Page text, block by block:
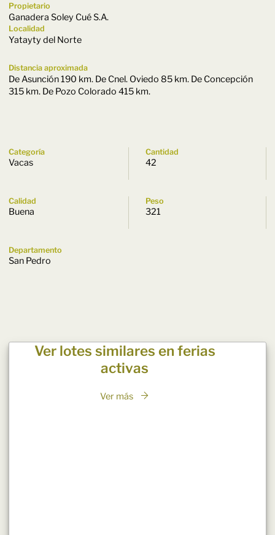
Propietario
Ganadera Soley Cué S.A.
Localidad
Yatayty del Norte
Distancia aproximada
De Asunción 190 km. De Cnel. Oviedo 85 km. De Concepción
315 km. De Pozo Colorado 415 km.
Categoría
Vacas
Cantidad
42
Calidad
Buena
Peso
321
Departamento
San Pedro
Ver lotes similares en ferias
activas
Ver más